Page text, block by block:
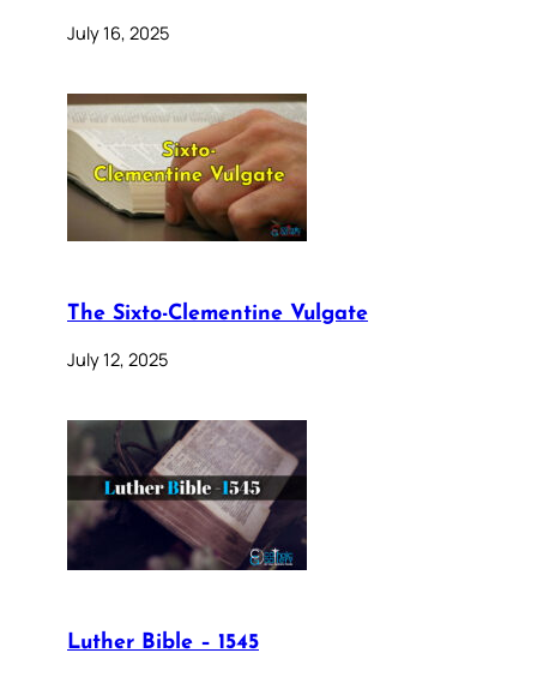
July 16, 2025
The Sixto-Clementine Vulgate
July 12, 2025
Luther Bible – 1545